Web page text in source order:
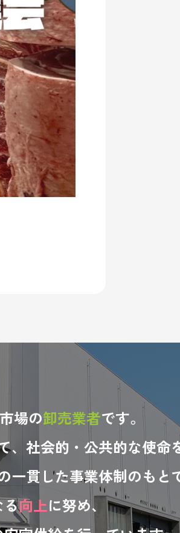
場の卸売業者です。
、社会的・公共的な使命
貫した事業体制のもと
る向上に努め、